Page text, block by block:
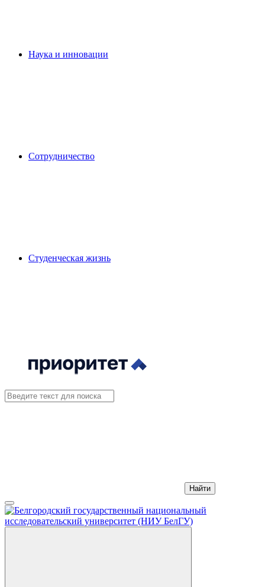
Наука и инновации
Сотрудничество
Студенческая жизнь
Найти